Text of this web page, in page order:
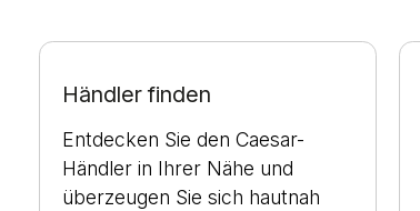
Händler finden
Entdecken Sie den Caesar-
Händler in Ihrer Nähe und
überzeugen Sie sich hautnah